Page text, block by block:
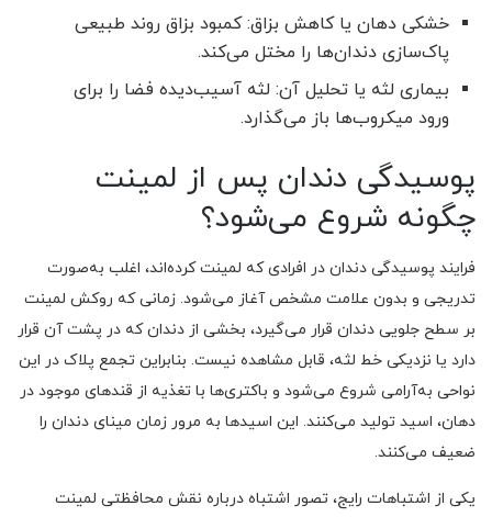
خشکی دهان یا کاهش بزاق: کمبود بزاق روند طبیعی
پاک‌سازی دندان‌ها را مختل می‌کند.
بیماری لثه یا تحلیل آن: لثه آسیب‌دیده فضا را برای
ورود میکروب‌ها باز می‌گذارد.
پوسیدگی دندان پس از لمینت
چگونه شروع می‌شود؟
فرایند پوسیدگی دندان در افرادی که لمینت کرده‌اند، اغلب به‌صورت
تدریجی و بدون علامت مشخص آغاز می‌شود. زمانی که روکش لمینت
بر سطح جلویی دندان قرار می‌گیرد، بخشی از دندان که در پشت آن قرار
دارد یا نزدیکی خط لثه، قابل مشاهده نیست. بنابراین تجمع پلاک در این
نواحی به‌آرامی شروع می‌شود و باکتری‌ها با تغذیه از قندهای موجود در
دهان، اسید تولید می‌کنند. این اسیدها به مرور زمان مینای دندان را
ضعیف می‌کنند.
یکی از اشتباهات رایج، تصور اشتباه درباره نقش محافظتی لمینت